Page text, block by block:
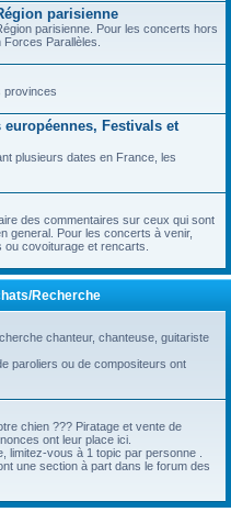
parisienne
parisienne. Pour les concerts hors
Parallèles.
provinces
Festivals et
plusieurs dates en France, les
des commentaires sur ceux qui sont
general. Pour les concerts à venir,
covoiturage et rencarts.
Recherche
chanteur, chanteuse, guitariste
paroliers ou de compositeurs ont
chien ??? Piratage et vente de
ont leur place ici.
limitez-vous à 1 topic par personne .
une section à part dans le forum des